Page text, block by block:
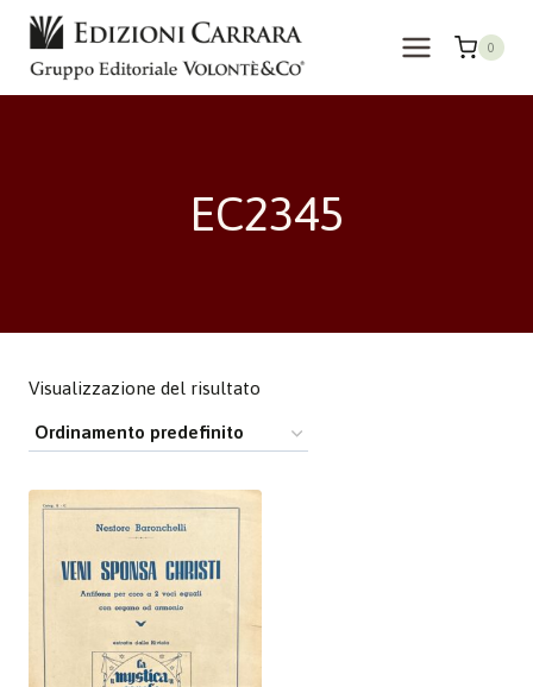
Salta
contenuto
0
EC2345
Visualizzazione del risultato